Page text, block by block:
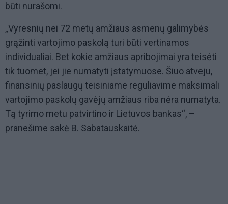
būti nurašomi.
„Vyresnių nei 72 metų amžiaus asmenų galimybės
grąžinti vartojimo paskolą turi būti vertinamos
individualiai. Bet kokie amžiaus apribojimai yra teisėti
tik tuomet, jei jie numatyti įstatymuose. Šiuo atveju,
finansinių paslaugų teisiniame reguliavime maksimali
vartojimo paskolų gavėjų amžiaus riba nėra numatyta.
Tą tyrimo metu patvirtino ir Lietuvos bankas“, –
pranešime sakė B. Sabatauskaitė.